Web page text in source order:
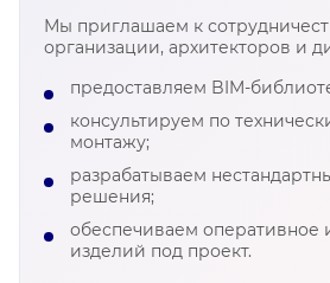
Мы приглашаем к
организации, архитекторов и
предоставляем BIM-
консультируем по
монтажу;
разрабатываем
решения;
обеспечиваем оперативное
изделий под проект.